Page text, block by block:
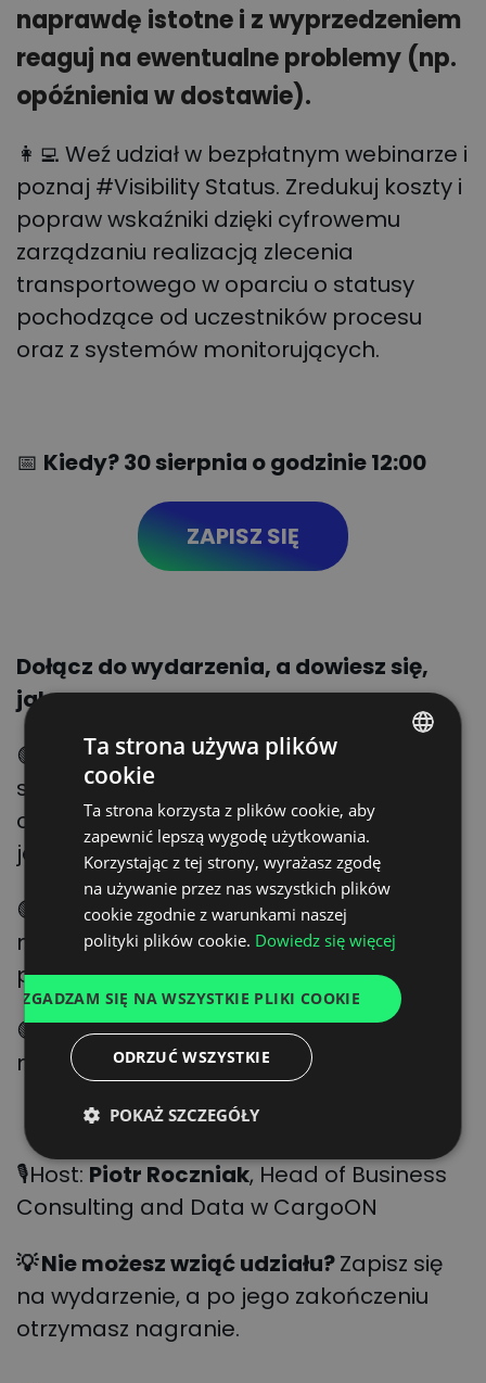
naprawdę istotne i z wyprzedzeniem
reaguj na ewentualne problemy (np.
opóźnienia w dostawie).
👩‍💻 Weź udział w bezpłatnym webinarze i
poznaj #Visibility Status. Zredukuj koszty i
popraw wskaźniki dzięki cyfrowemu
zarządzaniu realizacją zlecenia
transportowego w oparciu o statusy
pochodzące od uczestników procesu
oraz z systemów monitorujących.
📅 Kiedy? 30 sierpnia o godzinie 12:00
ZAPISZ SIĘ
Dołącz do wydarzenia, a dowiesz się,
jak:
🟢 kontrolować stan swoich ładunków,
scentralizować dane i postawić na
obsługę zleceń od początku do końca w
jednym systemie
🟢
zredukować koszty związane z
nieprzewidzianymi zdarzeniami lub
procesem reklamacyjnym
🟢 dołączyć do pilotażu i korzystać z
modułu przez 3 miesiące za darmo
🎙Host: Piotr Roczniak, Head of Business
Consulting and Data w CargoON
💡Nie możesz wziąć udziału?Zapisz się
na wydarzenie, a po jego zakończeniu
otrzymasz nagranie.
ENGLISH
UKRAINIAN
FRENCH
Ta strona używa plików
cookie
Ta strona korzysta z plików cookie, aby
zapewnić lepszą wygodę użytkowania.
Korzystając z tej strony, wyrażasz zgodę
na używanie przez nas wszystkich plików
cookie zgodnie z warunkami naszej
polityki plików cookie. Dowiedz się więcej
ZGADZAM SIĘ NA WSZYSTKIE PLIKI COOKIE
ODRZUĆ WSZYSTKIE
POKAŻ SZCZEGÓŁY